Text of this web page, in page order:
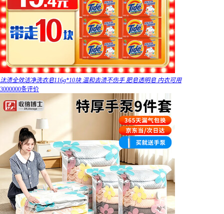
汰渍全效洁净洗衣皂116g*10块 温和去渍不伤手 肥皂透明皂 内衣可用
3000000条评价